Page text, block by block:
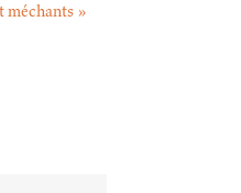
méchants »